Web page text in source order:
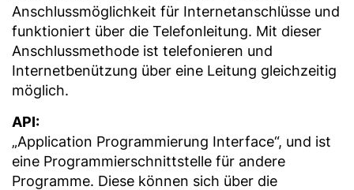
Anschlussmöglichkeit für Internetanschlüsse und
funktioniert über die Telefonleitung. Mit dieser
Anschlussmethode ist telefonieren und
Internetbenützung über eine Leitung gleichzeitig
möglich.
API:
„Application Programmierung Interface“, und ist
eine Programmierschnittstelle für andere
Programme. Diese können sich über die